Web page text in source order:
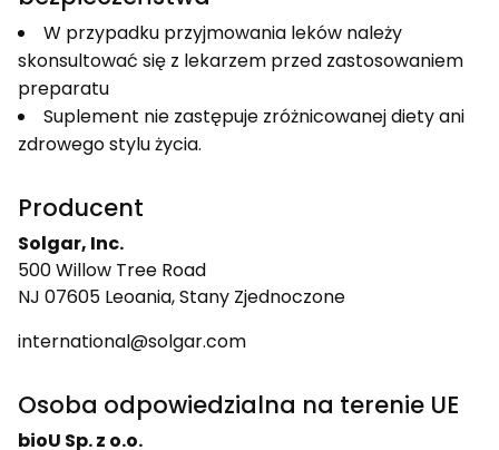
W przypadku przyjmowania leków należy
skonsultować się z lekarzem przed zastosowaniem
preparatu
Suplement nie zastępuje zróżnicowanej diety ani
zdrowego stylu życia.
Producent
Solgar, Inc.
500 Willow Tree Road
NJ 07605 Leoania, Stany Zjednoczone
international@solgar.com
Osoba odpowiedzialna na terenie UE
bioU Sp. z o.o.